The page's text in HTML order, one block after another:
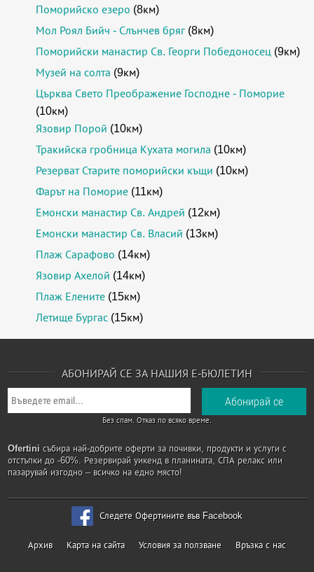
Поморийско езеро (8км)
Мол Роял Бийч - Слънчев бряг (8км)
Поморийски манастир Св. Георги Победоносец (9км)
Музей на солта (9км)
Църква Свето Преображение Господне - Поморие
(10км)
Язовир Порой (10км)
Тракийска гробница Кухата могила (10км)
Резерват Старите поморийски къщи (10км)
Фарът на Поморие (11км)
Емонски манастир Св. Андрей (12км)
Емонски манастир Св. Власий (13км)
Плаж Сарафово (14км)
Язовир Ахелой (14км)
Плаж Елените (15км)
Летище Бургас (15км)
АБОНИРАЙ СЕ ЗА НАШИЯ Е-БЮЛЕТИН
Без спам. Отказ по всяко време.
Ofertini събира най-добрите оферти за почивки, продукти и услуги с
отстъпки до -60%. Резервирай уикенд в планината, СПА релакс или
пазарувай изгодно – всичко на едно място!
Следете Офертините във Facebook
Архив Карта на сайта Условия за ползване Връзка с нас